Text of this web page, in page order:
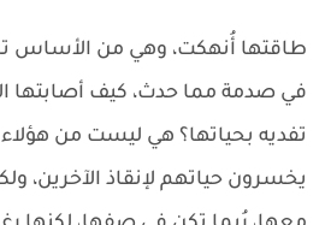
طاقتها أُنهكت، وهي من الأساس
في صدمة مما حدث، كيف أصابتها
تفديه بحياتها؟ هي ليست من
يخسرون حياتهم لإنقاذ الآخرين،